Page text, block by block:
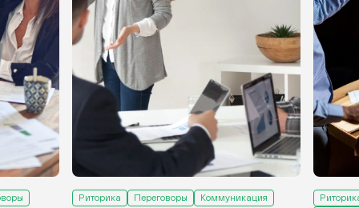
Риторика Переговоры Коммуникация